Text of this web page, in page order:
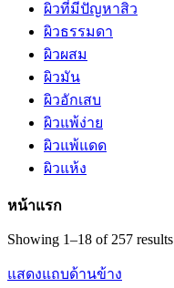
ผิวที่มีปัญหาสิว
ผิวธรรมดา
ผิวผสม
ผิวมัน
ผิวอักเสบ
ผิวแพ้ง่าย
ผิวแพ้แดด
ผิวแห้ง
หน้าแรก
Showing 1–18 of 257 results
แสดงแถบด้านข้าง